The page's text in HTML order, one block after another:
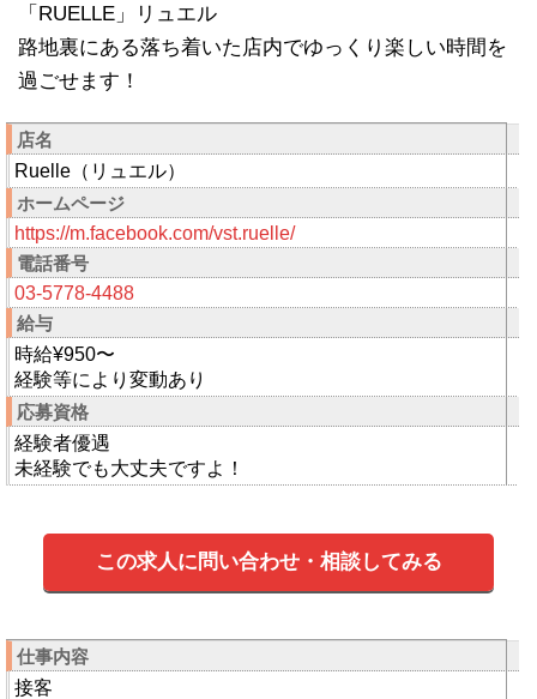
「RUELLE」リュエル
路地裏にある落ち着いた店内でゆっくり楽しい時間を
過ごせます！
店名
Ruelle（リュエル）
ホームページ
https://m.facebook.com/vst.ruelle/
電話番号
03-5778-4488
給与
時給¥950〜
経験等により変動あり
応募資格
経験者優遇
未経験でも大丈夫ですよ！
この求人に問い合わせ・相談してみる
仕事内容
接客